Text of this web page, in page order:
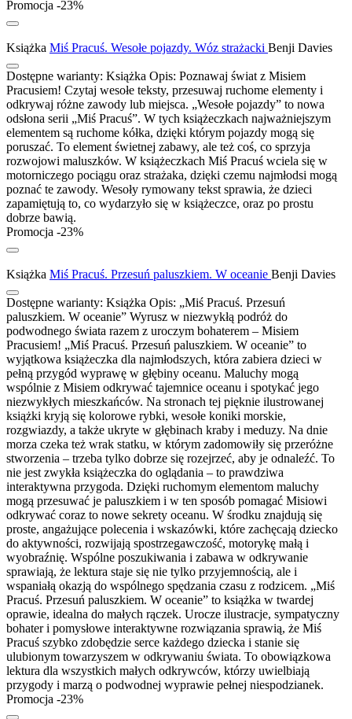
Promocja -23%
Książka Miś Pracuś. Wesołe pojazdy. Wóz strażacki Benji Davies
Dostępne warianty: Książka Opis: Poznawaj świat z Misiem
Pracusiem! Czytaj wesołe teksty, przesuwaj ruchome elementy i
odkrywaj różne zawody lub miejsca. „Wesołe pojazdy” to nowa
odsłona serii „Miś Pracuś”. W tych książeczkach najważniejszym
elementem są ruchome kółka, dzięki którym pojazdy mogą się
poruszać. To element świetnej zabawy, ale też coś, co sprzyja
rozwojowi maluszków. W książeczkach Miś Pracuś wciela się w
motorniczego pociągu oraz strażaka, dzięki czemu najmłodsi mogą
poznać te zawody. Wesoły rymowany tekst sprawia, że dzieci
zapamiętują to, co wydarzyło się w książeczce, oraz po prostu
dobrze bawią.
Promocja -23%
Książka Miś Pracuś. Przesuń paluszkiem. W oceanie Benji Davies
Dostępne warianty: Książka Opis: „Miś Pracuś. Przesuń
paluszkiem. W oceanie” Wyrusz w niezwykłą podróż do
podwodnego świata razem z uroczym bohaterem – Misiem
Pracusiem! „Miś Pracuś. Przesuń paluszkiem. W oceanie” to
wyjątkowa książeczka dla najmłodszych, która zabiera dzieci w
pełną przygód wyprawę w głębiny oceanu. Maluchy mogą
wspólnie z Misiem odkrywać tajemnice oceanu i spotykać jego
niezwykłych mieszkańców. Na stronach tej pięknie ilustrowanej
książki kryją się kolorowe rybki, wesołe koniki morskie,
rozgwiazdy, a także ukryte w głębinach kraby i meduzy. Na dnie
morza czeka też wrak statku, w którym zadomowiły się przeróżne
stworzenia – trzeba tylko dobrze się rozejrzeć, aby je odnaleźć. To
nie jest zwykła książeczka do oglądania – to prawdziwa
interaktywna przygoda. Dzięki ruchomym elementom maluchy
mogą przesuwać je paluszkiem i w ten sposób pomagać Misiowi
odkrywać coraz to nowe sekrety oceanu. W środku znajdują się
proste, angażujące polecenia i wskazówki, które zachęcają dziecko
do aktywności, rozwijają spostrzegawczość, motorykę małą i
wyobraźnię. Wspólne poszukiwania i zabawa w odkrywanie
sprawiają, że lektura staje się nie tylko przyjemnością, ale i
wspaniałą okazją do wspólnego spędzania czasu z rodzicem. „Miś
Pracuś. Przesuń paluszkiem. W oceanie” to książka w twardej
oprawie, idealna do małych rączek. Urocze ilustracje, sympatyczny
bohater i pomysłowe interaktywne rozwiązania sprawią, że Miś
Pracuś szybko zdobędzie serce każdego dziecka i stanie się
ulubionym towarzyszem w odkrywaniu świata. To obowiązkowa
lektura dla wszystkich małych odkrywców, którzy uwielbiają
przygody i marzą o podwodnej wyprawie pełnej niespodzianek.
Promocja -23%